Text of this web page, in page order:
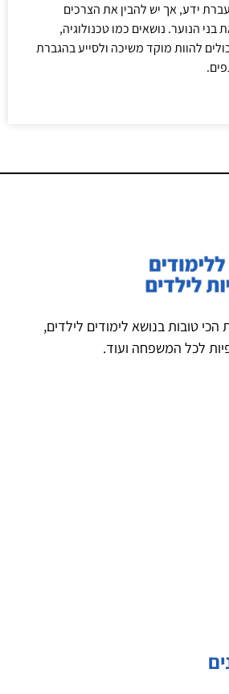
ידע, אך יש להבין את הצרכים
בני הנוער. נושאים כמו טכנולוגיה,
להוות מוקד משיכה ולסייע בהגברת
טובות בנושא לימודים לילדים,
לכל המשפחה ועוד.